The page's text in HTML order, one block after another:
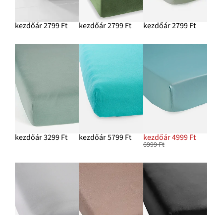
kezdőár 2799 Ft kezdőár 2799 Ft kezdőár 2799 Ft
kezdőár 3299 Ft kezdőár 5799 Ft kezdőár 4999 Ft
6999 Ft